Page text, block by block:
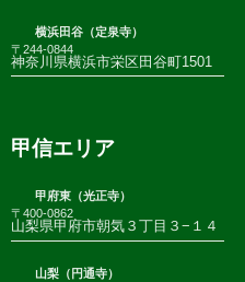
横浜田谷（定泉寺）
〒244-0844
神奈川県横浜市栄区田谷町1501
甲信エリア
甲府東（光正寺）
〒400-0862
山梨県甲府市朝気３丁目３−１４
山梨（円通寺）